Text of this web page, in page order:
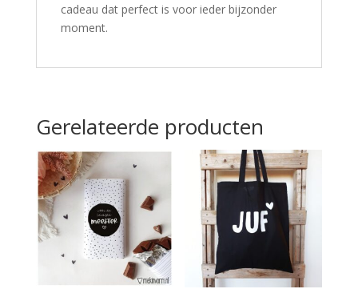
cadeau dat perfect is voor ieder bijzonder
moment.
Gerelateerde producten